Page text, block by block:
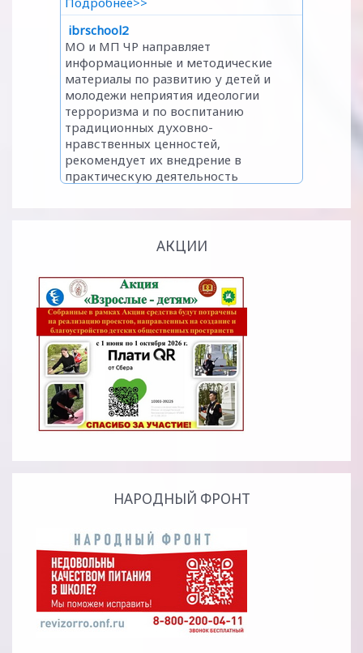
АКЦИИ
НАРОДНЫЙ ФРОНТ